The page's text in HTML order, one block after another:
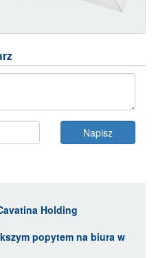
Holding
popytem na biura w